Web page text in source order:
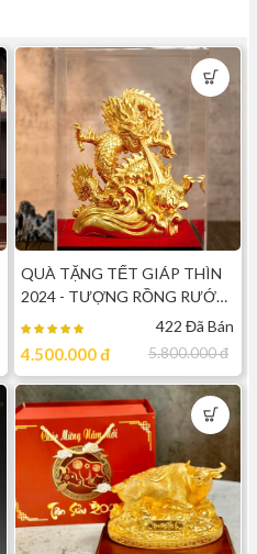
QUÀ TẶNG TẾT GIÁP THÌN
2024 - TƯỢNG RỒNG RƯỚC
PHÚC ĐÓN LỘC DÁT VÀNG
422 Đã Bán
4.500.000đ 5.800.000đ